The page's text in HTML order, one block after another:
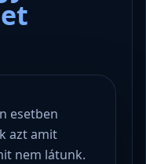
esetben
azt amit
nem látunk.